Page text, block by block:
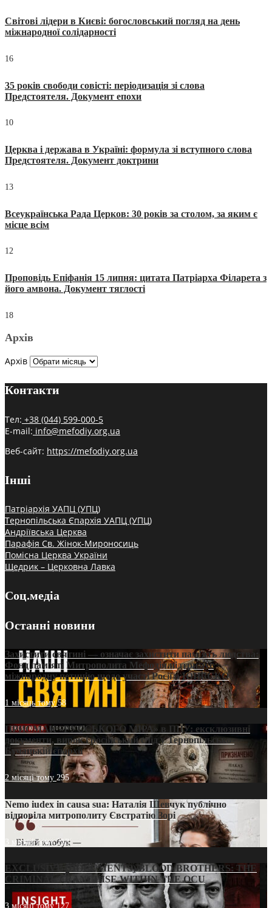
Світові лідери в Києві: богословський погляд на день
міжнародної солідарності
16
35 років свободи совісті: періодизація зі слова
Предстоятеля. Документ епохи
10
Церква і держава в Україні: формула зі вступного слова
Предстоятеля. Документ доктрини
13
Всеукраїнська Рада Церков: 30 років за столом, за яким є
місце всім
12
Проповідь Епіфанія 15 липня: цитата Патріарха Філарета з
його амвона. Документ тяглості
18
Архів
Архів
Контакти
Тел: +38 (044) 599-000-5
E-mail: info@mefodiy.org.ua
Веб-сайт: https://mefodiy.org.ua
Інші
Патріархія УАПЦ (УПЦ)
Тернопільська Єпархія УАПЦ (УПЦ)
Андріївська Церква
Парафія Св. Жінок-Мироносиць
Помісна Церква України
Щедрик – Церковна Лавка
Соц.медіа
Останні новини
Захистити святині — означає захистити пам’ять людства:
Фонд пам’яті Митрополита Мефодія підтримує
міжнародну петицію щодо участі Росії в ЮНЕСКО
1 місяць тому58
ПРИСМАК «РУССЬКОГО МІРА» в ПЦУ: ексклюзивні
документи, вирок і російський слід у Тернопільсько-
Бучацькій єпархії
2 місяці тому 295
Nemo iudex in causa sua: Наталія Шевчук публічно
відповіла митрополиту Євстратію Зорі
3 місяці тому213
EXCLUSIVE (DOCUMENTS)/BLOOD BROTHERS: THE
CRIMINAL FRANCHISE WITHIN THE OCU
3 місяці тому127